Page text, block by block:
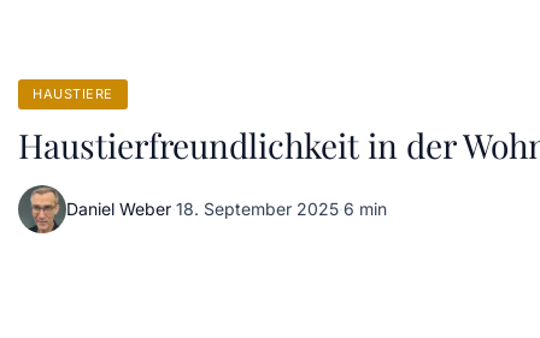
HAUSTIERE
Haustierfreundlichkeit in der
Daniel Weber·18. September 2025·6 min